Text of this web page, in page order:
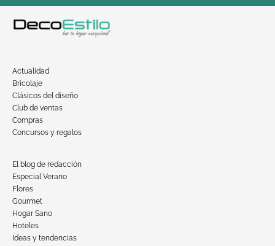
Actualidad
Bricolaje
Clásicos del diseño
Club de ventas
Compras
Concursos y regalos
El blog de redacción
Especial Verano
Flores
Gourmet
Hogar Sano
Hoteles
Ideas y tendencias